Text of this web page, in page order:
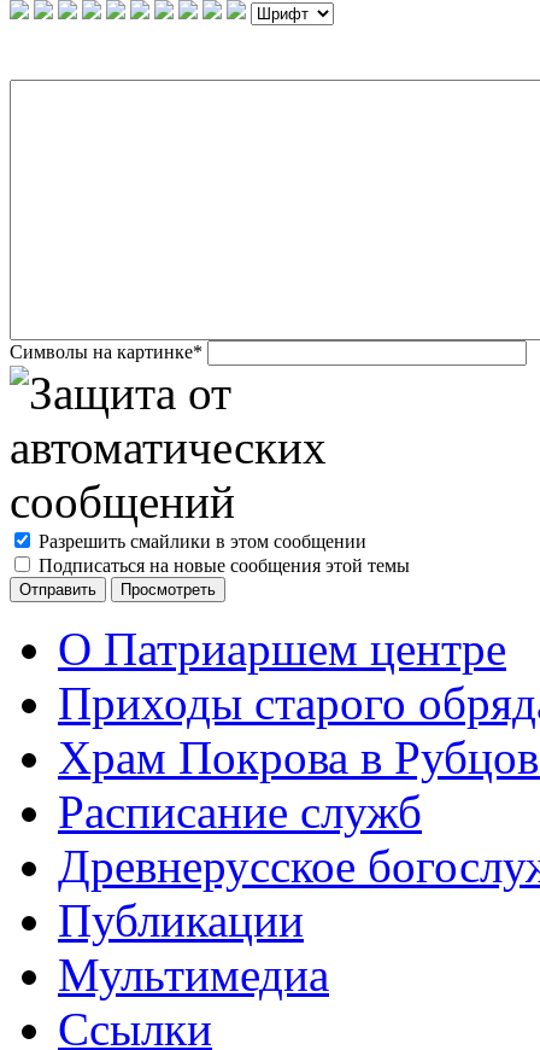
Символы на картинке*
Разрешить смайлики в этом сообщении
Подписаться на новые сообщения этой темы
О Патриаршем центре
Приходы старого
Храм Покрова в
Расписание служб
Древнерусское
Публикации
Мультимедиа
Ссылки